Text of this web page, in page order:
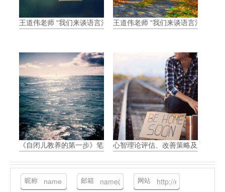
王道伟老师 “我们来谈语言治疗”讲座笔记–大纲篇
王道伟老师 “我们来谈语言治疗”讲
《自闭儿教养的第一步》笔摘 8心智理论评估、改善策略及影响
昵称 邮箱 网站